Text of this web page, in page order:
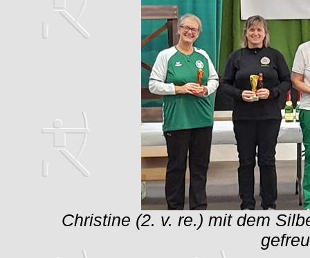
Christine (2. v. re.) mit dem